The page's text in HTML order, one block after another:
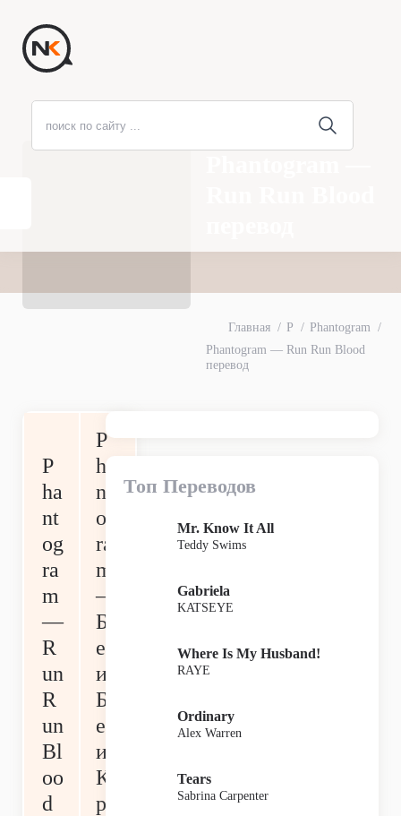
Главная P
Phantogram
Phantogram — Run Run Blood
перевод
P
ha
nt
og
ra
m
—
R
un
R
un
Bl
oo
d
P
ha
nt
og
ra
m
—
Б
ег
и,
Б
ег
и,
К
ро
Топ Переводов
Mr. Know It All
Teddy Swims
Gabriela
KATSEYE
Where Is My Husband!
RAYE
Ordinary
Alex Warren
Tears
Sabrina Carpenter